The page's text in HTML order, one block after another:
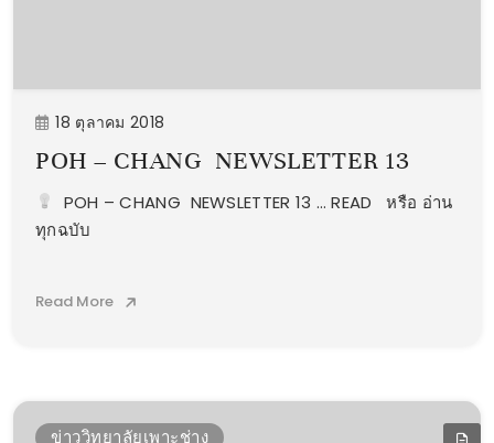
18 ตุลาคม 2018
POH – CHANG NEWSLETTER 13
POH – CHANG NEWSLETTER 13 … READ หรือ อ่าน
ทุกฉบับ
Read More
ข่าววิทยาลัยเพาะช่าง